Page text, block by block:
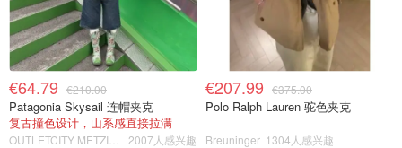
€64.79 €210.00
Patagonia Skysail 连帽夹克
复古撞色设计，山系感直接拉满
2007人感兴趣
€207.99 €375.00
Polo Ralph Lauren 驼色夹克
Breuninger 1304人感兴趣